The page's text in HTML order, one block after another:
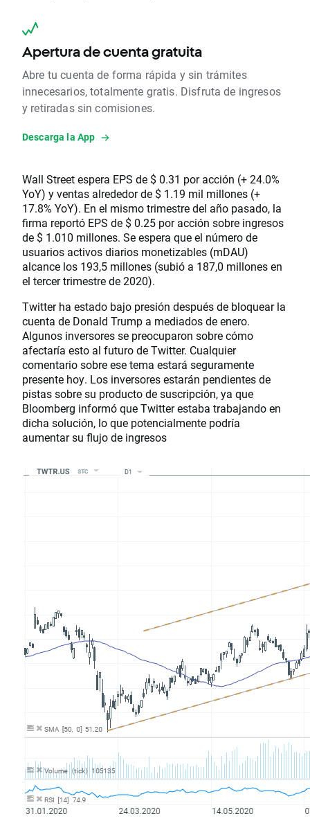
Apertura de cuenta gratuita
Abre tu cuenta de forma rápida y sin trámites
innecesarios, totalmente gratis. Disfruta de ingresos
y retiradas sin comisiones.
Descarga la App
Wall Street espera EPS de $ 0.31 por acción (+ 24.0%
YoY) y ventas alrededor de $ 1.19 mil millones (+
17.8% YoY). En el mismo trimestre del año pasado, la
firma reportó EPS de $ 0.25 por acción sobre ingresos
de $ 1.010 millones. Se espera que el número de
usuarios activos diarios monetizables (mDAU)
alcance los 193,5 millones (subió a 187,0 millones en
el tercer trimestre de 2020).​
Twitter ha estado bajo presión después de bloquear la
cuenta de Donald Trump a mediados de enero.
Algunos inversores se preocuparon sobre cómo
afectaría esto al futuro de Twitter. Cualquier
comentario sobre ese tema estará seguramente
presente hoy. Los inversores estarán pendientes de
pistas sobre su producto de suscripción, ya que
Bloomberg informó que Twitter estaba trabajando en
dicha solución, lo que potencialmente podría
aumentar su flujo de ingresos